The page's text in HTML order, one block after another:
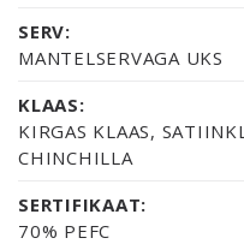
SERV:
MANTELSERVAGA UKS
KLAAS:
KIRGAS KLAAS,
CHINCHILLA
SERTIFIKAAT:
70% PEFC